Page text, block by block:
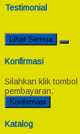
Testimonial
Lihat Semua
Konfirmasi
Silahkan klik
pembayaran.
Konfirmasi
Katalog